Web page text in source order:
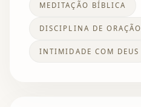
MEDITAÇÃO BÍBLICA
DISCIPLINA DE ORAÇÃO
INTIMIDADE COM DEUS